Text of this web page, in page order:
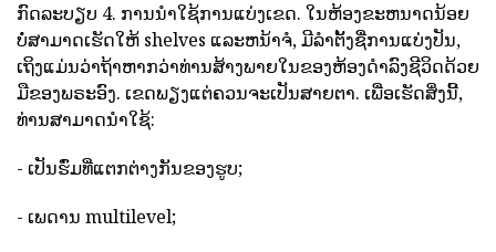
ກົດລະບຽບ 4. ການນໍາໃຊ້ການແບ່ງເຂດ. ໃນຫ້ອງຂະຫນາດນ້ອຍ
ບໍ່ສາມາດເຮັດໃຫ້ shelves ແລະຫນ້າຈໍ, ມີລໍາຕັ້ງຊື່ການແບ່ງປັນ,
ເຖິງແມ່ນວ່າຖ້າຫາກວ່າທ່ານສ້າງພາຍໃນຂອງຫ້ອງດໍາລົງຊີວິດດ້ວຍ
ມືຂອງພຣະອົງ. ເຂດພຽງແຕ່ຄວນຈະເປັນສາຍຕາ. ເພື່ອເຮັດສິ່ງນີ້,
ທ່ານສາມາດນໍາໃຊ້:
- ເປັນຮົ່ມທີ່ແຕກຕ່າງກັນຂອງຮູບ;
- ເພດານ multilevel;